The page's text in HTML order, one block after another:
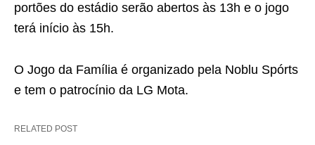
portões do estádio serão abertos às 13h e o jogo
terá início às 15h.
O Jogo da Família é organizado pela Noblu Spórts
e tem o patrocínio da LG Mota.
RELATED POST